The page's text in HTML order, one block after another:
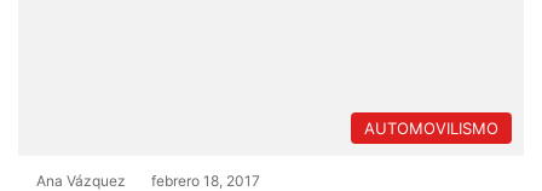
AUTOMOVILISMO
Ana Vázquez febrero 18, 2017